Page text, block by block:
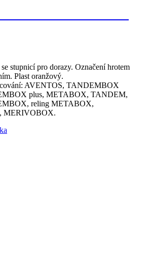
stupnicí pro dorazy. Označení hrotem
Plast oranžový.
AVENTOS, TANDEMBOX
plus, METABOX, TANDEM,
reling METABOX,
MERIVOBOX.